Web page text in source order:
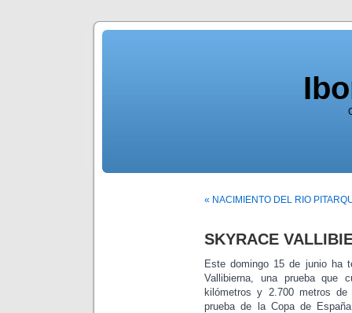
« NACIMIENTO DEL RIO
SKYRACE
Este domingo 15 de junio ha
Vallibierna, una prueba que
kilómetros y 2.700 metros
prueba de la Copa de